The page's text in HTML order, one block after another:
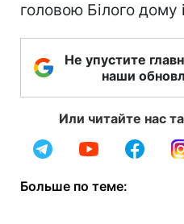
головою Білого дому
Не упустите
наши
Или читайте нас
Больше по теме: